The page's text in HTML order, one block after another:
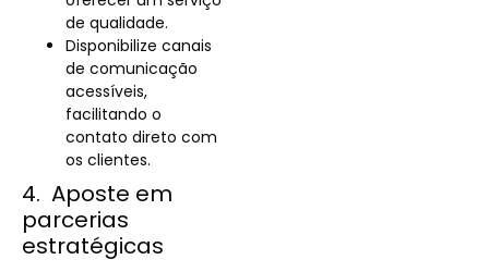
de qualidade.
Disponibilize canais
de comunicação
acessíveis,
facilitando o
contato direto com
os clientes.
4. Aposte em
parcerias
estratégicas